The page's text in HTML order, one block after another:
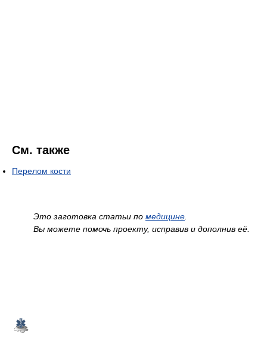
См. также
Перелом кости
Это заготовка статьи по медицине
Вы можете помочь проекту, исправив и дополнив её.